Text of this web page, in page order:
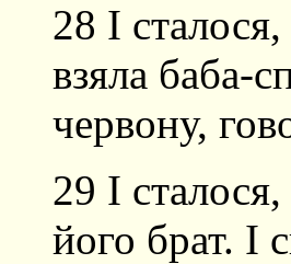
28 І
взяла баба-
червону,
29 І
його брат. І